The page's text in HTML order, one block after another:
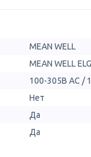
MEAN WELL
MEAN WELL
100-305В AC /
Нет
Да
Да